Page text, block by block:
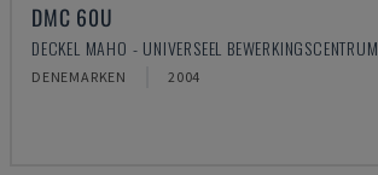
DMC 60U
DECKEL MAHO - UNIVERSEEL BEWERKINGSCENTRUM
DENEMARKEN 2004